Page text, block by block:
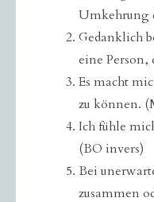
Umkehrung
Gedanklich
eine Person,
Es macht
zu können.
Ich fühle
(BO invers)
Bei
zusammen